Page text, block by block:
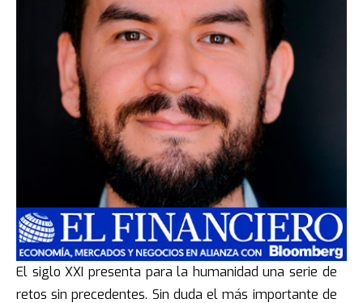
El siglo XXI presenta para la humanidad una serie de
retos sin precedentes. Sin duda el más importante de